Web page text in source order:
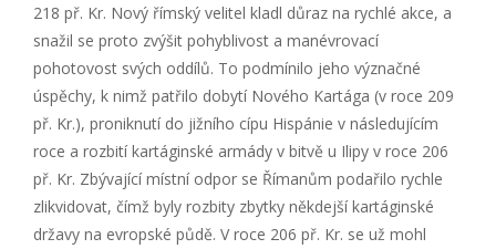
218 př. Kr. Nový římský velitel kladl důraz na rychlé akce, a
snažil se proto zvýšit pohyblivost a manévrovací
pohotovost svých oddílů. To podmínilo jeho význačné
úspěchy, k nimž patřilo dobytí Nového Kartága (v roce 209
př. Kr.), proniknutí do jižního cípu Hispánie v následujícím
roce a rozbití kartáginské armády v bitvě u Ilipy v roce 206
př. Kr. Zbývající místní odpor se Římanům podařilo rychle
zlikvidovat, čímž byly rozbity zbytky někdejší kartáginské
državy na evropské půdě. V roce 206 př. Kr. se už mohl